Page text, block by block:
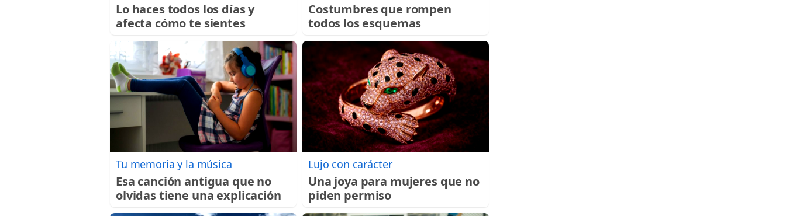
Lo haces todos los días y
afecta cómo te sientes
Costumbres que rompen
todos los esquemas
Tu memoria y la música
Esa canción antigua que no
olvidas tiene una explicación
Lujo con carácter
Una joya para mujeres que no
piden permiso